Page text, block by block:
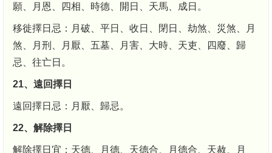
願、月恩、四相、時德、開日、天馬、成日。
移徙擇日忌：月破、平日、收日、閉日、劫煞、災煞、月
煞、月刑、月厭、五墓、月害、大時、天吏、四廢、歸
忌、往亡日。
21、遠回擇日
遠回擇日忌：月厭、歸忌。
22、解除擇日
解除擇日宜：天德、月德、天德合、月德合、天赦、月